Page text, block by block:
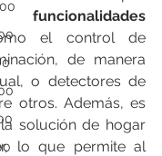
funcionalidades
el control de
de manera
o detectores de
otros. Además, es
solución de hogar
lo que permite al